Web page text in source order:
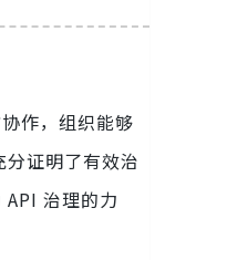
作，组织能够
证明了有效治
治理的力